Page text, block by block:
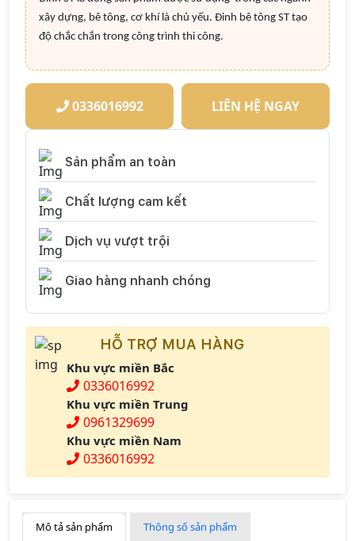
xây dựng, bê tông, cơ khí là chủ yếu. Đinh bê tông ST tạo
độ chắc chắn trong công trình thi công.
0336016992 LIÊN HỆ NGAY
Sản phẩm an toàn
Chất lượng cam kết
Dịch vụ vượt trội
Giao hàng nhanh chóng
HỖ TRỢ MUA HÀNG
Khu vực miền Bắc
0336016992
Khu vực miền Trung
0961329699
Khu vực miền Nam
0336016992
Mô tả sản phẩm Thông số sản phẩm